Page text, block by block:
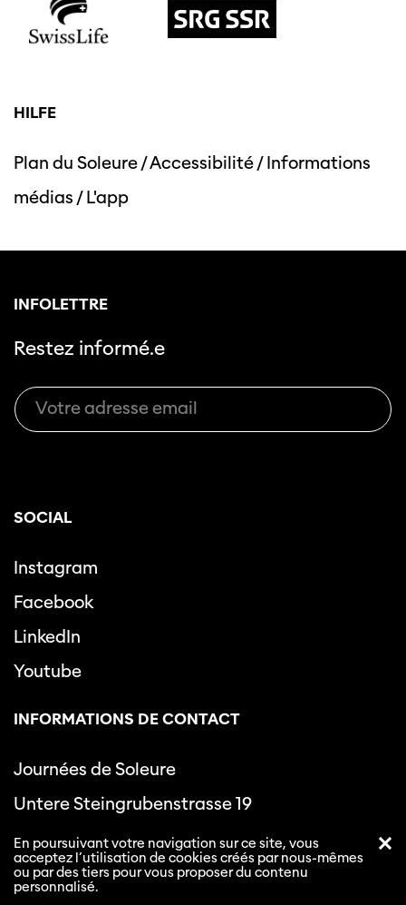
HILFE
Plan du Soleure/Accessibilité/Informations
médias /L'app
INFOLETTRE
Restez informé.e
SOCIAL
Instagram
Facebook
LinkedIn
Youtube
INFORMATIONS DE CONTACT
Journées de Soleure
Untere Steingrubenstrasse 19
CH-4502 Soleure
+41 32 625 80 80
En poursuivant votre navigation sur ce site, vous
acceptez l’utilisation de cookies créés par nous-mêmes
ou par des tiers pour vous proposer du contenu
personnalisé.